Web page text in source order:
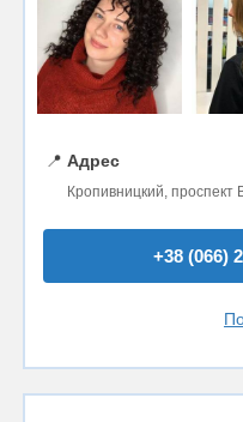
📍 Адрес
Кропивницкий, проспект
+38 (066)